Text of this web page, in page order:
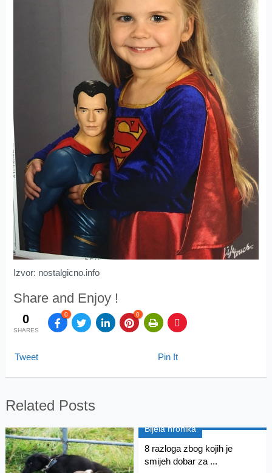
Izvor: nostalgicno.info
Share and Enjoy !
0
SHARES
0 0
Tweet Pin It
Related Posts
Bijela hronika
8 razloga zbog kojih je
smijeh dobar za ...